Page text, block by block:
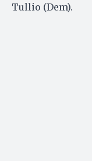
Tullio (Dem).